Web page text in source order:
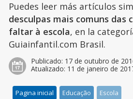
Puedes leer más artículos
desculpas mais comuns das
faltar à escola, en la
Guiainfantil.com Brasil.
Publicado: 17 de outubro de
Atualizado: 11 de janeiro de
Pagina inicial Educação Escola